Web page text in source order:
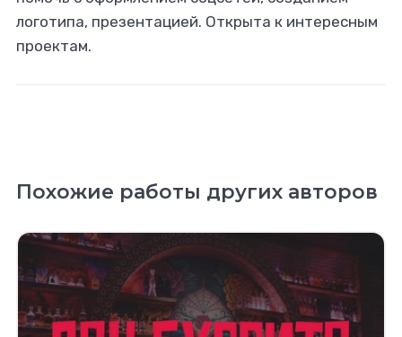
логотипа, презентацией. Открыта к интересным
проектам.
Похожие работы других авторов